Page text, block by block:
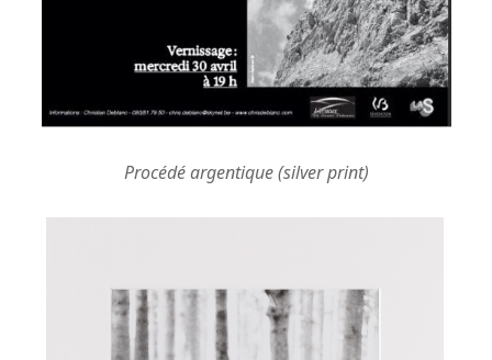
Procédé argentique (silver print)